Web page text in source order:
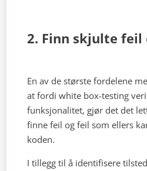
2. Finn skjulte feil
En av de største fordelene
at fordi white box-testing
funksjonalitet, gjør det det
finne feil og feil som ellers
koden.
I tillegg til å identifisere